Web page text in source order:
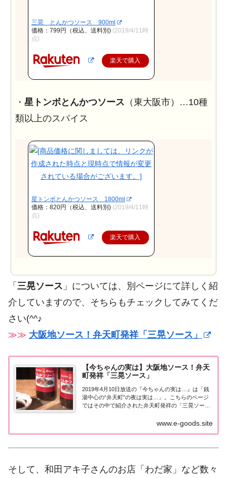
三晃 とんかつソース 900ml
価格：799円（税込、送料別) (2019/4/11時
点)
楽天で購入
・ 星トンボとんかつソース （東大阪市）…10種
類以上のスパイス
星トンボとんかつソース 1800ml
価格：820円（税込、送料別) (2019/4/11時
点)
楽天で購入
「 三晃ソース 」については、別ページにて詳しく紹
介していますので、そちらもチェックしてみてくだ
さい(^^♪
≫≫ 大阪地ソース！弁天町発祥「三晃ソース」
【今ちゃんの実は】大阪地ソース！弁天
町発祥「三晃ソース」
2019年4月10日放送の『今ちゃんの実は…』は「銭
湯中心の“弁天町”の夜は実は…」。こちらのページ
ではその中で紹介された弁天町発祥の「三晃ソー
弁天町発祥「三晃ソース」商品名 ： 三晃ソース金
www.e-goods.site
そして、和田アキ子さんのお店「わだ家」など数々